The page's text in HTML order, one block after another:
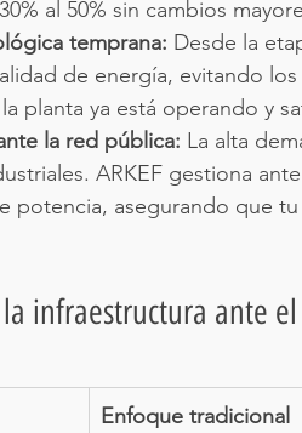
al 50% sin cambios
temprana: Desde la
de energía, evitando
planta ya está operando y
la red pública: La alta
ARKEF gestiona
potencia, asegurando que
infraestructura ante el
Enfoque tradicional